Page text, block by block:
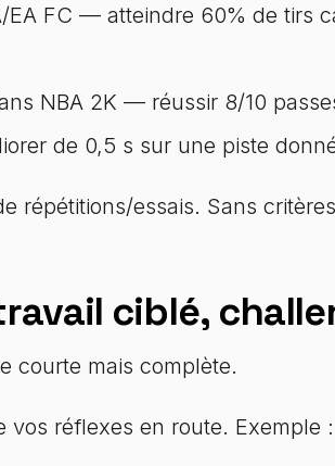
FC — atteindre 60% de tirs
NBA 2K — réussir 8/10
de 0,5 s sur une piste
répétitions/essais. Sans
ciblé,
courte mais complète.
réflexes en route. Exemple